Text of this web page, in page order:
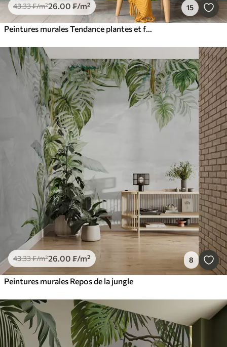
43.33₣/m²26.00 ₣/m² 15
Peintures murales Tendance plantes et feuilles tropicales de couleur claire
43.33₣/m²26.00 ₣/m² 8
Peintures murales Repos de la jungle